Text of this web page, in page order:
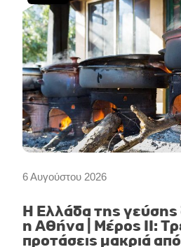
6 Αυγούστου 2026
Η Ελλάδα της γεύσης
η Αθήνα | Μέρος II:
προτάσεις μακριά